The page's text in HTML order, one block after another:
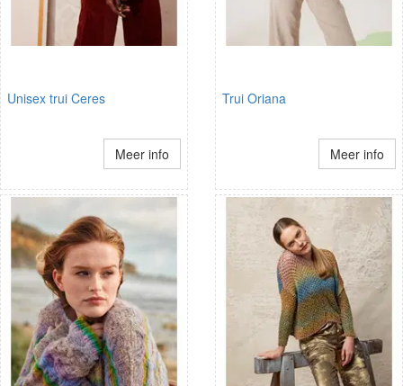
Unisex trui Ceres
Meer info
Trui Oriana
Meer info